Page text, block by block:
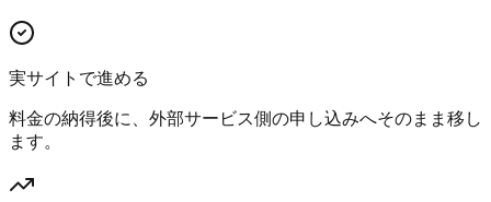
実サイトで進める
料金の納得後に、外部サービス側の申し込みへそのまま移し
ます。